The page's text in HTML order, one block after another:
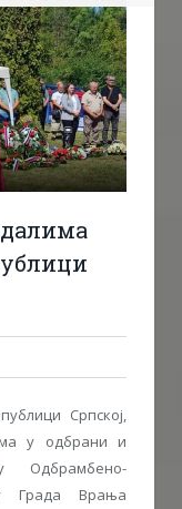
Српској,
у одбрани и
Града Врања